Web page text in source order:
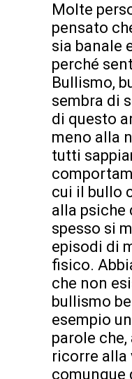
Molte
pensato
sia banale
perché
Bullismo,
sembra di
di questo
meno alla
tutti
cui il bullo
alla psiche
spesso si
episodi di
fisico.
che non
bullismo
esempio
parole che,
ricorre alla
comunque